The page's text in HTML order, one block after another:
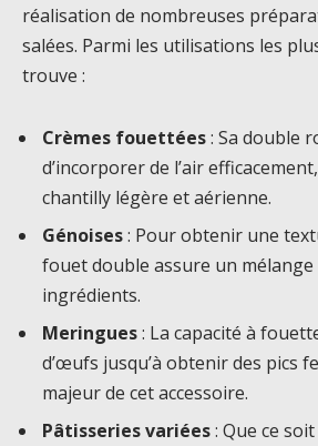
réalisation de nombreuses
salées. Parmi les utilisations les
trouve :
Crèmes fouettées: Sa double
d’incorporer de l’air
chantilly légère et aérienne.
Génoises: Pour obtenir une
fouet double assure un
ingrédients.
Meringues: La capacité à
d’œufs jusqu’à obtenir des pics
majeur de cet accessoire.
Pâtisseries variées: Que ce